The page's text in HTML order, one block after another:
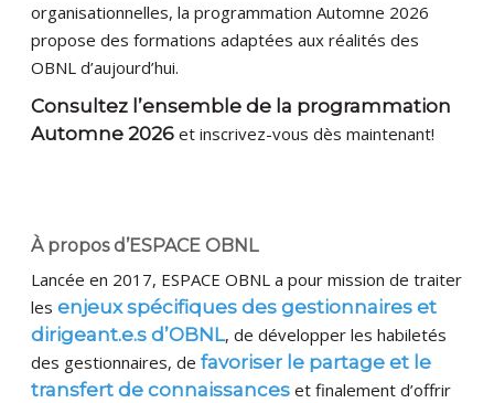
organisationnelles, la programmation Automne 2026
propose des formations adaptées aux réalités des
OBNL d’aujourd’hui.
Consultez l’ensemble de la programmation
Automne 2026 et inscrivez-vous dès maintenant!
À propos d’ESPACE OBNL
Lancée en 2017, ESPACE OBNL a pour mission de traiter
lesenjeux spécifiques des gestionnaires et
dirigeant.e.s d’OBNL, de développer les habiletés
des gestionnaires, defavoriser le partage et le
transfert de connaissances et finalement d’offrir